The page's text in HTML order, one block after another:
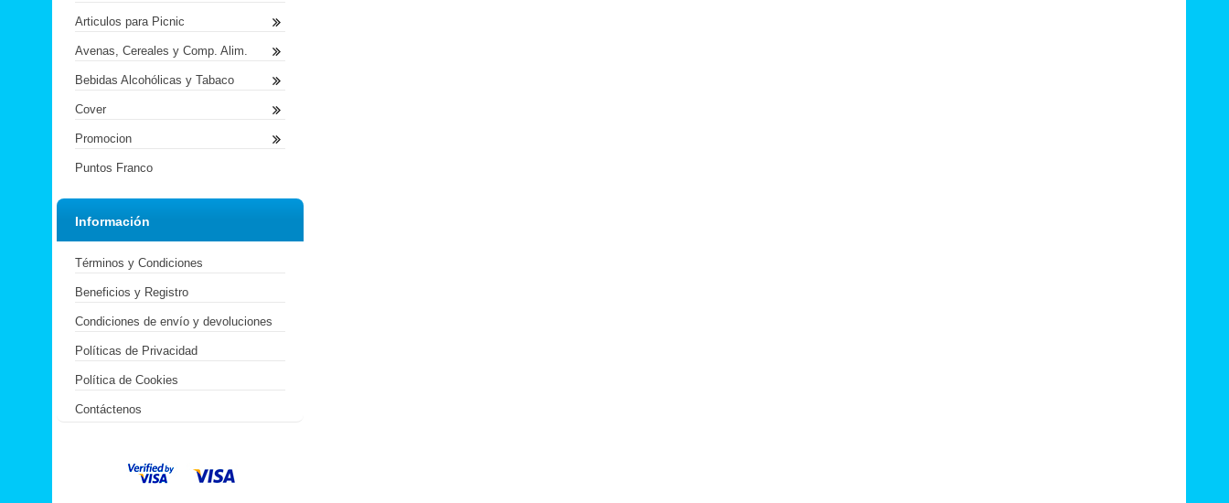
Articulos para Picnic
Avenas, Cereales y Comp. Alim.
Bebidas Alcohólicas y Tabaco
Cover
Promocion
Puntos Franco
Información
Términos y Condiciones
Beneficios y Registro
Condiciones de envío y devoluciones
Políticas de Privacidad
Política de Cookies
Contáctenos